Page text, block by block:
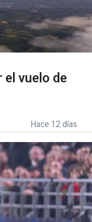
vuelo de
Hace 12 días